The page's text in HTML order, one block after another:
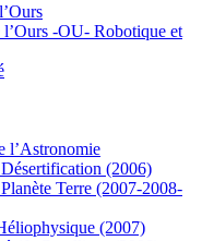
l’Ours -OU- Robotique et
l’Astronomie
(2006)
Terre (2007-2008-
(2007)